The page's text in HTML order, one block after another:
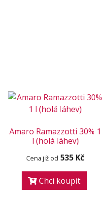
Amaro Ramazzotti 30% 1
l (holá láhev)
Cena již od 535 Kč
Chci koupit